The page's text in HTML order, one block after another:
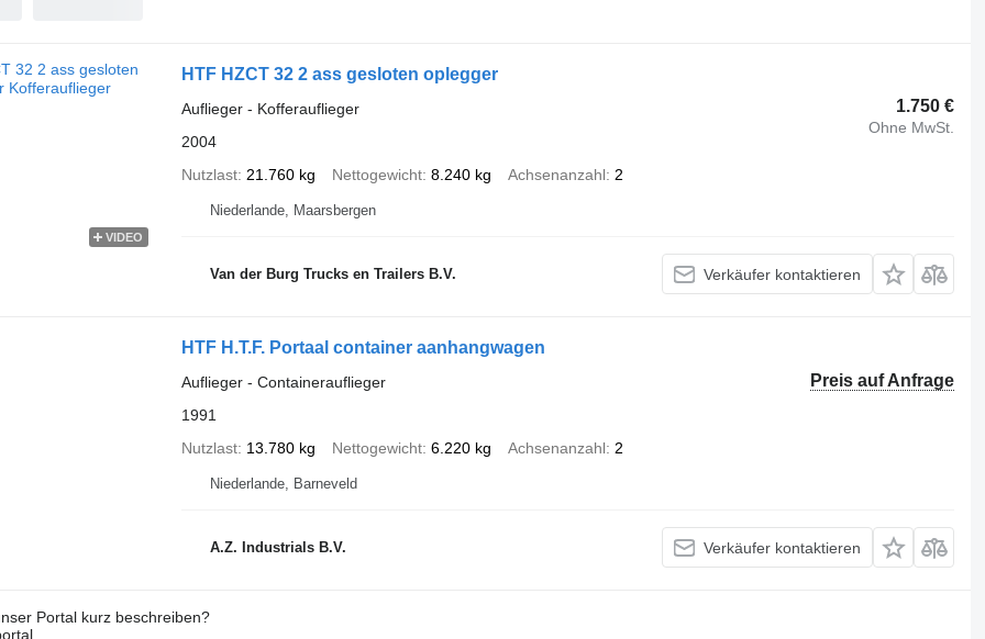
VIDEO
HTF HZCT 32 2 ass gesloten oplegger
1.750 €
Ohne MwSt.
Auflieger - Kofferauflieger
2004
Nutzlast 21.760 kg Nettogewicht 8.240 kg Achsenanzahl 2
Niederlande, Maarsbergen
Van der Burg Trucks en Trailers B.V. Verkäufer kontaktieren
HTF H.T.F. Portaal container aanhangwagen
Preis auf Anfrage
Auflieger - Containerauflieger
1991
Nutzlast 13.780 kg Nettogewicht 6.220 kg Achsenanzahl 2
Niederlande, Barneveld
A.Z. Industrials B.V. Verkäufer kontaktieren
Portal kurz beschreiben?